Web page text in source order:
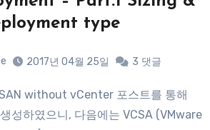
type
2017년 04월 25일 3 댓글
성하였으니, 다음에는 VCSA (VMware